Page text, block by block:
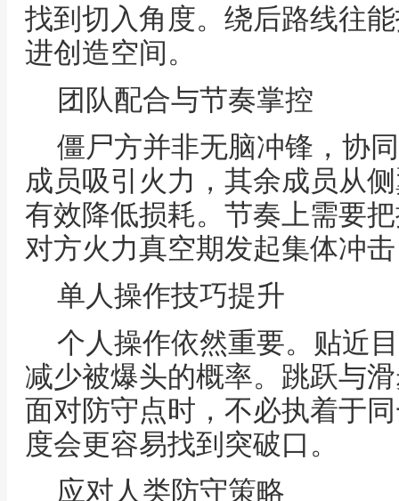
找到切入角度。绕后路线往
进创造空间。
团队配合与节奏掌控
僵尸方并非无脑冲锋，协
成员吸引火力，其余成员从
有效降低损耗。节奏上需要
对方火力真空期发起集体冲
单人操作技巧提升
个人操作依然重要。贴近
减少被爆头的概率。跳跃与
面对防守点时，不必执着于
度会更容易找到突破口。
应对人类防守策略